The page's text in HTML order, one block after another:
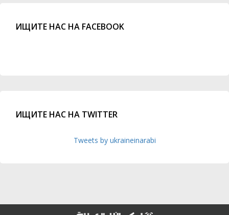
ИЩИТЕ НАС НА FACEBOOK
ИЩИТЕ НАС НА TWITTER
Tweets by ukraineinarabi